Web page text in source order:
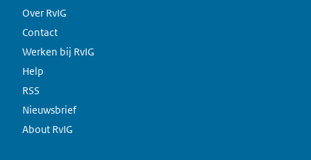
Over RvIG
Contact
Werken bij RvIG
Help
RSS
Nieuwsbrief
About RvIG